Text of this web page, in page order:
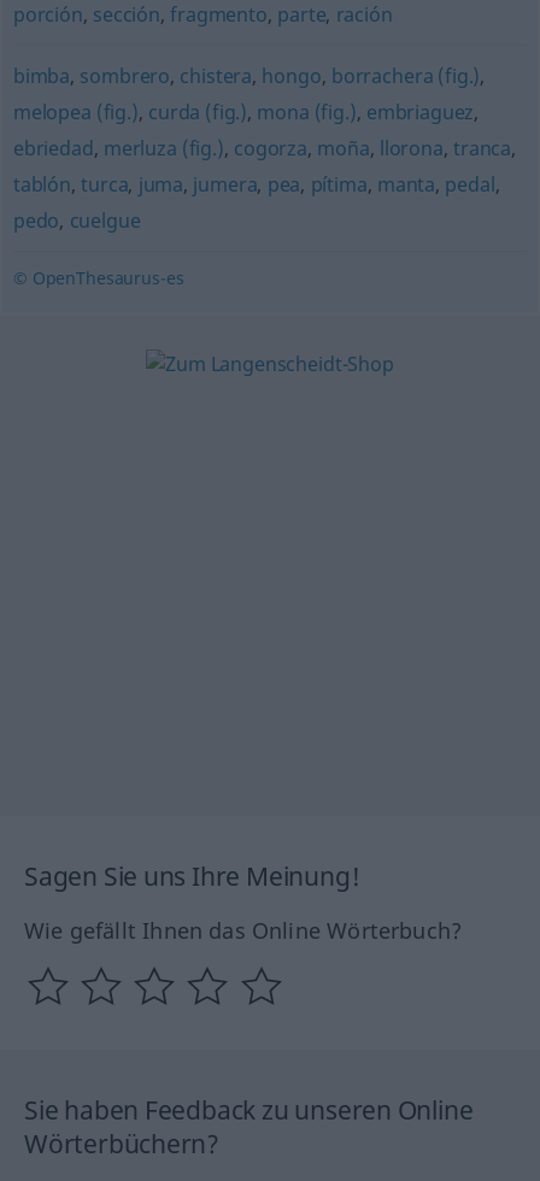
porción, sección,fragmento, parte, ración
bimba, sombrero, chistera, hongo, borrachera (fig.),
melopea (fig.), curda (fig.), mona (fig.), embriaguez,
ebriedad, merluza (fig.), cogorza, moña, llorona,tranca,
tablón,turca, juma, jumera, pea, pítima, manta, pedal,
pedo, cuelgue
© OpenThesaurus-es
Sagen Sie uns Ihre Meinung!
Wie gefällt Ihnen das Online Wörterbuch?
Sie haben Feedback zu unseren Online
Wörterbüchern?